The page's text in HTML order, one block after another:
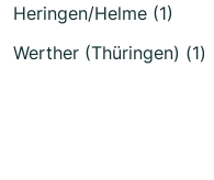
Heringen/Helme (1)
Werther (Thüringen) (1)